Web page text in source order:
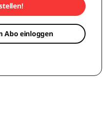
Abo einloggen